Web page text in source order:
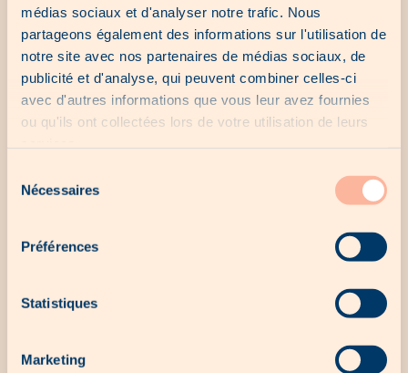
médias sociaux et d'analyser notre trafic. Nous
partageons également des informations sur l'utilisation de
notre site avec nos partenaires de médias sociaux, de
publicité et d'analyse, qui peuvent combiner celles-ci
avec d'autres informations que vous leur avez fournies
ou qu'ils ont collectées lors de votre utilisation de leurs
Nécessaires
Préférences
Statistiques
Marketing
cadeau à faire à votre meilleur(...
Publié il y a 716 j